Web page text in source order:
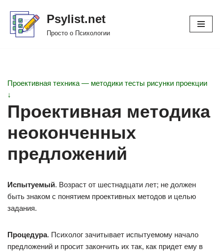
Перейти
Psylist.net
Просто о Психологии
Проективная техника — методики тесты рисунки проекции
↓
Проективная методика
неоконченных
предложений
Испытуемый. Возраст от шестнадцати лет; не должен
быть знаком с понятием проективных методов и целью
задания.
Процедура. Психолог зачитывает испытуемому начало
предложений и просит закончить их так, как придет ему в